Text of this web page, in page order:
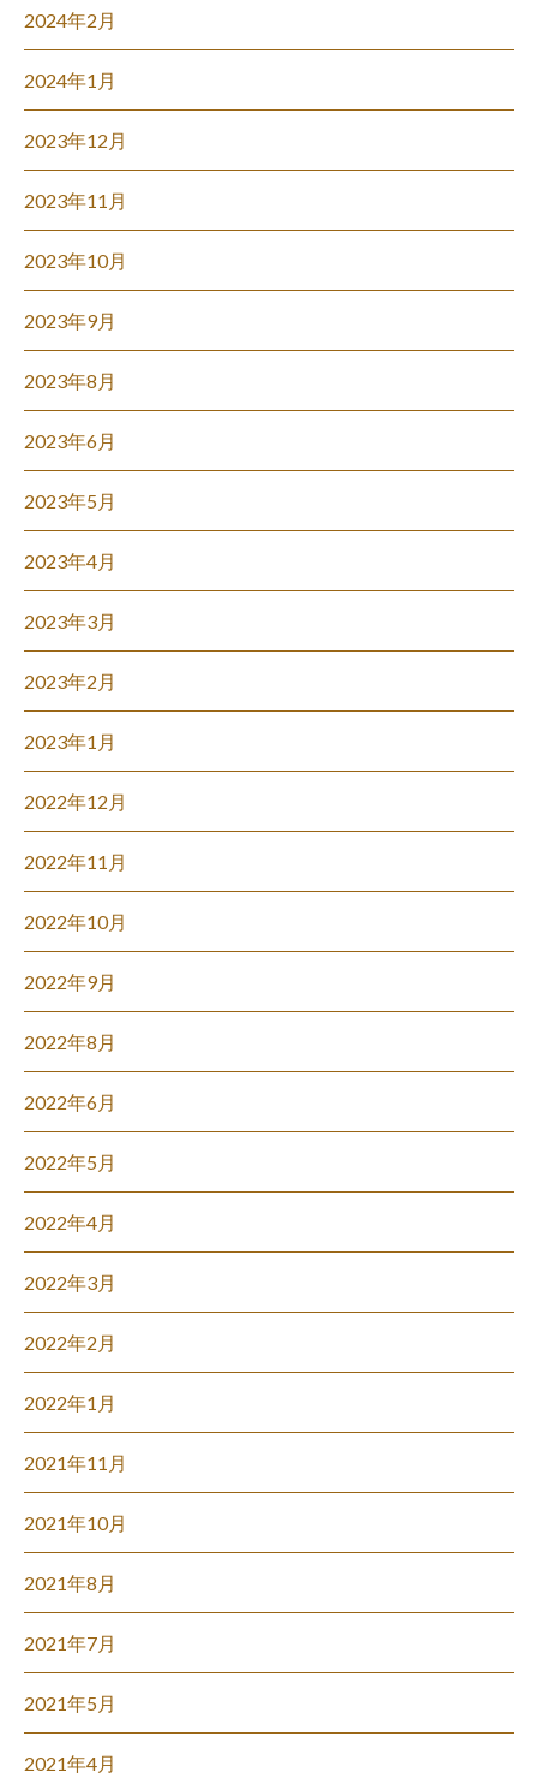
2024年2月
2024年1月
2023年12月
2023年11月
2023年10月
2023年9月
2023年8月
2023年6月
2023年5月
2023年4月
2023年3月
2023年2月
2023年1月
2022年12月
2022年11月
2022年10月
2022年9月
2022年8月
2022年6月
2022年5月
2022年4月
2022年3月
2022年2月
2022年1月
2021年11月
2021年10月
2021年8月
2021年7月
2021年5月
2021年4月